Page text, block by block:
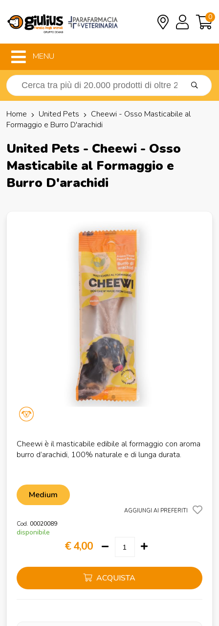
0
MENU
Home United Pets
Cheewi - Osso Masticabile al
Formaggio e Burro D'arachidi
United Pets - Cheewi - Osso
Masticabile al Formaggio e
Burro D'arachidi
Cheewi è il masticabile edibile al formaggio con aroma
burro d’arachidi, 100% naturale e di lunga durata.
Medium
AGGIUNGI AI PREFERITI
Cod. 00020089
disponibile
€ 4,00
ACQUISTA